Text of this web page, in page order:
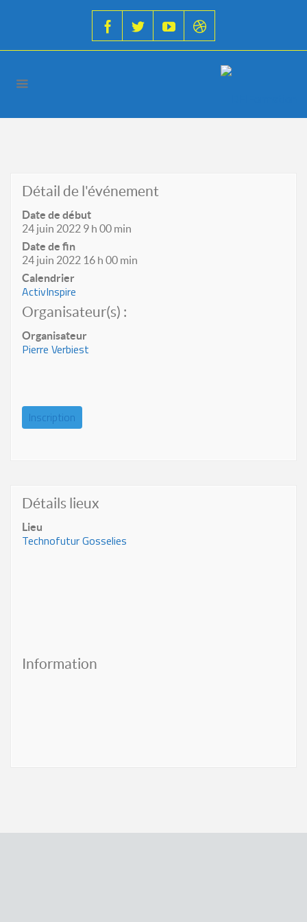
Détail de l'événement
Date de début
24 juin 2022 9 h 00 min
Date de fin
24 juin 2022 16 h 00 min
Calendrier
ActivInspire
Organisateur(s) :
Organisateur
Pierre Verbiest
Inscription
Détails lieux
Lieu
Technofutur Gosselies
Information